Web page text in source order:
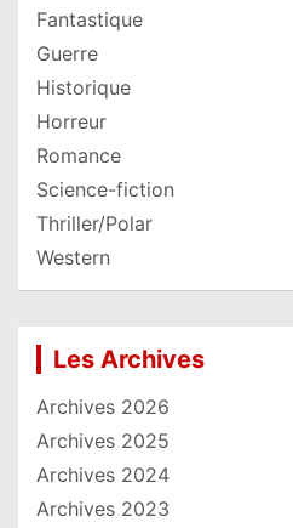
Fantastique
Guerre
Historique
Horreur
Romance
Science-fiction
Thriller/Polar
Western
Les Archives
Archives 2026
Archives 2025
Archives 2024
Archives 2023